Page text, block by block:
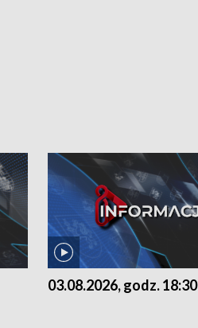
03.08.2026, godz. 18:30